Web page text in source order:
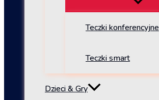
Teczki konferencyjne
Teczki smart
Dzieci & Gry